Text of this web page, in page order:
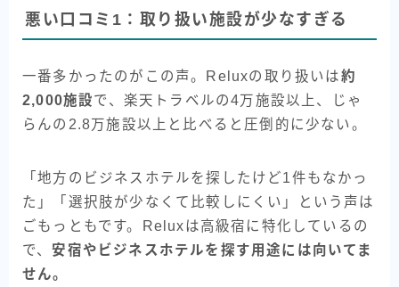
悪い口コミ1：取り扱い施設が少なすぎる
一番多かったのがこの声。Reluxの取り扱いは約
2,000施設で、楽天トラベルの4万施設以上、じゃ
らんの2.8万施設以上と比べると圧倒的に少ない。
「地方のビジネスホテルを探したけど1件もなかっ
た」「選択肢が少なくて比較しにくい」という声は
ごもっともです。Reluxは高級宿に特化しているの
で、安宿やビジネスホテルを探す用途には向いてま
せん。